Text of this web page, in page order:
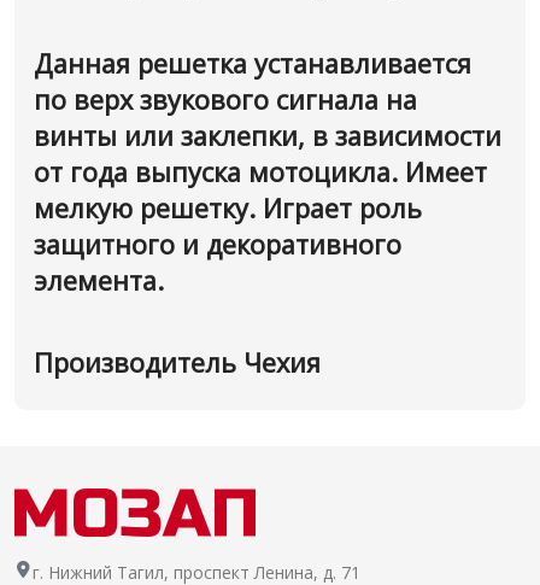
Данная решетка устанавливается
по верх звукового сигнала на
винты или заклепки, в зависимости
от года выпуска мотоцикла. Имеет
мелкую решетку. Играет роль
защитного и декоративного
элемента.
Производитель Чехия
г. Нижний Тагил, проспект Ленина, д. 71